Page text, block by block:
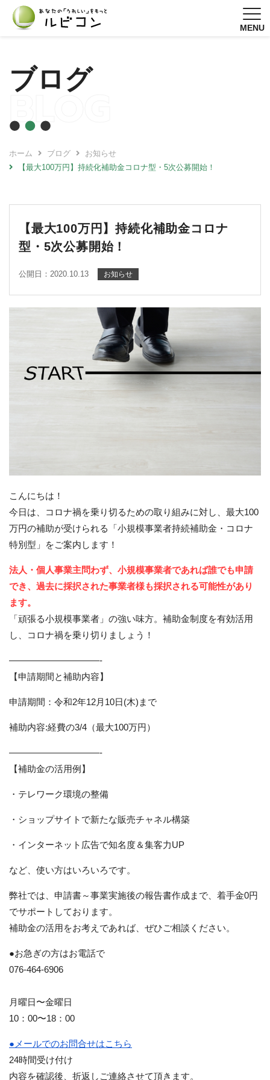
MENU
ブログ
BLOG
ホーム ブログ
お知らせ
【最大100万円】持続化補助金コロナ型・5次公募開始！
【最大100万円】持続化補助金コロナ
型・5次公募開始！
公開日：2020.10.13 お知らせ
こんにちは！
今日は、コロナ禍を乗り切るための取り組みに対し、最大100
万円の補助が受けられる「小規模事業者持続補助金・コロナ
特別型」をご案内します！
法人・個人事業主問わず、小規模事業者であれば誰でも申請
でき、過去に採択された事業者様も採択される可能性があり
ます。
「頑張る小規模事業者」の強い味方。補助金制度を有効活用
し、コロナ禍を乗り切りましょう！
——————————-
【申請期間と補助内容】
申請期間：令和2年12月10日(木)まで
補助内容:経費の3/4（最大100万円）
——————————-
【補助金の活用例】
・テレワーク環境の整備
・ショップサイトで新たな販売チャネル構築
・インターネット広告で知名度＆集客力UP
など、使い方はいろいろです。
弊社では、申請書～事業実施後の報告書作成まで、着手金0円
でサポートしております。
補助金の活用をお考えであれば、ぜひご相談ください。
●お急ぎの方はお電話で
076-464-6906
月曜日〜金曜日
10：00〜18：00
●メールでのお問合せはこちら
24時間受け付け
内容を確認後、折返しご連絡させて頂きます。